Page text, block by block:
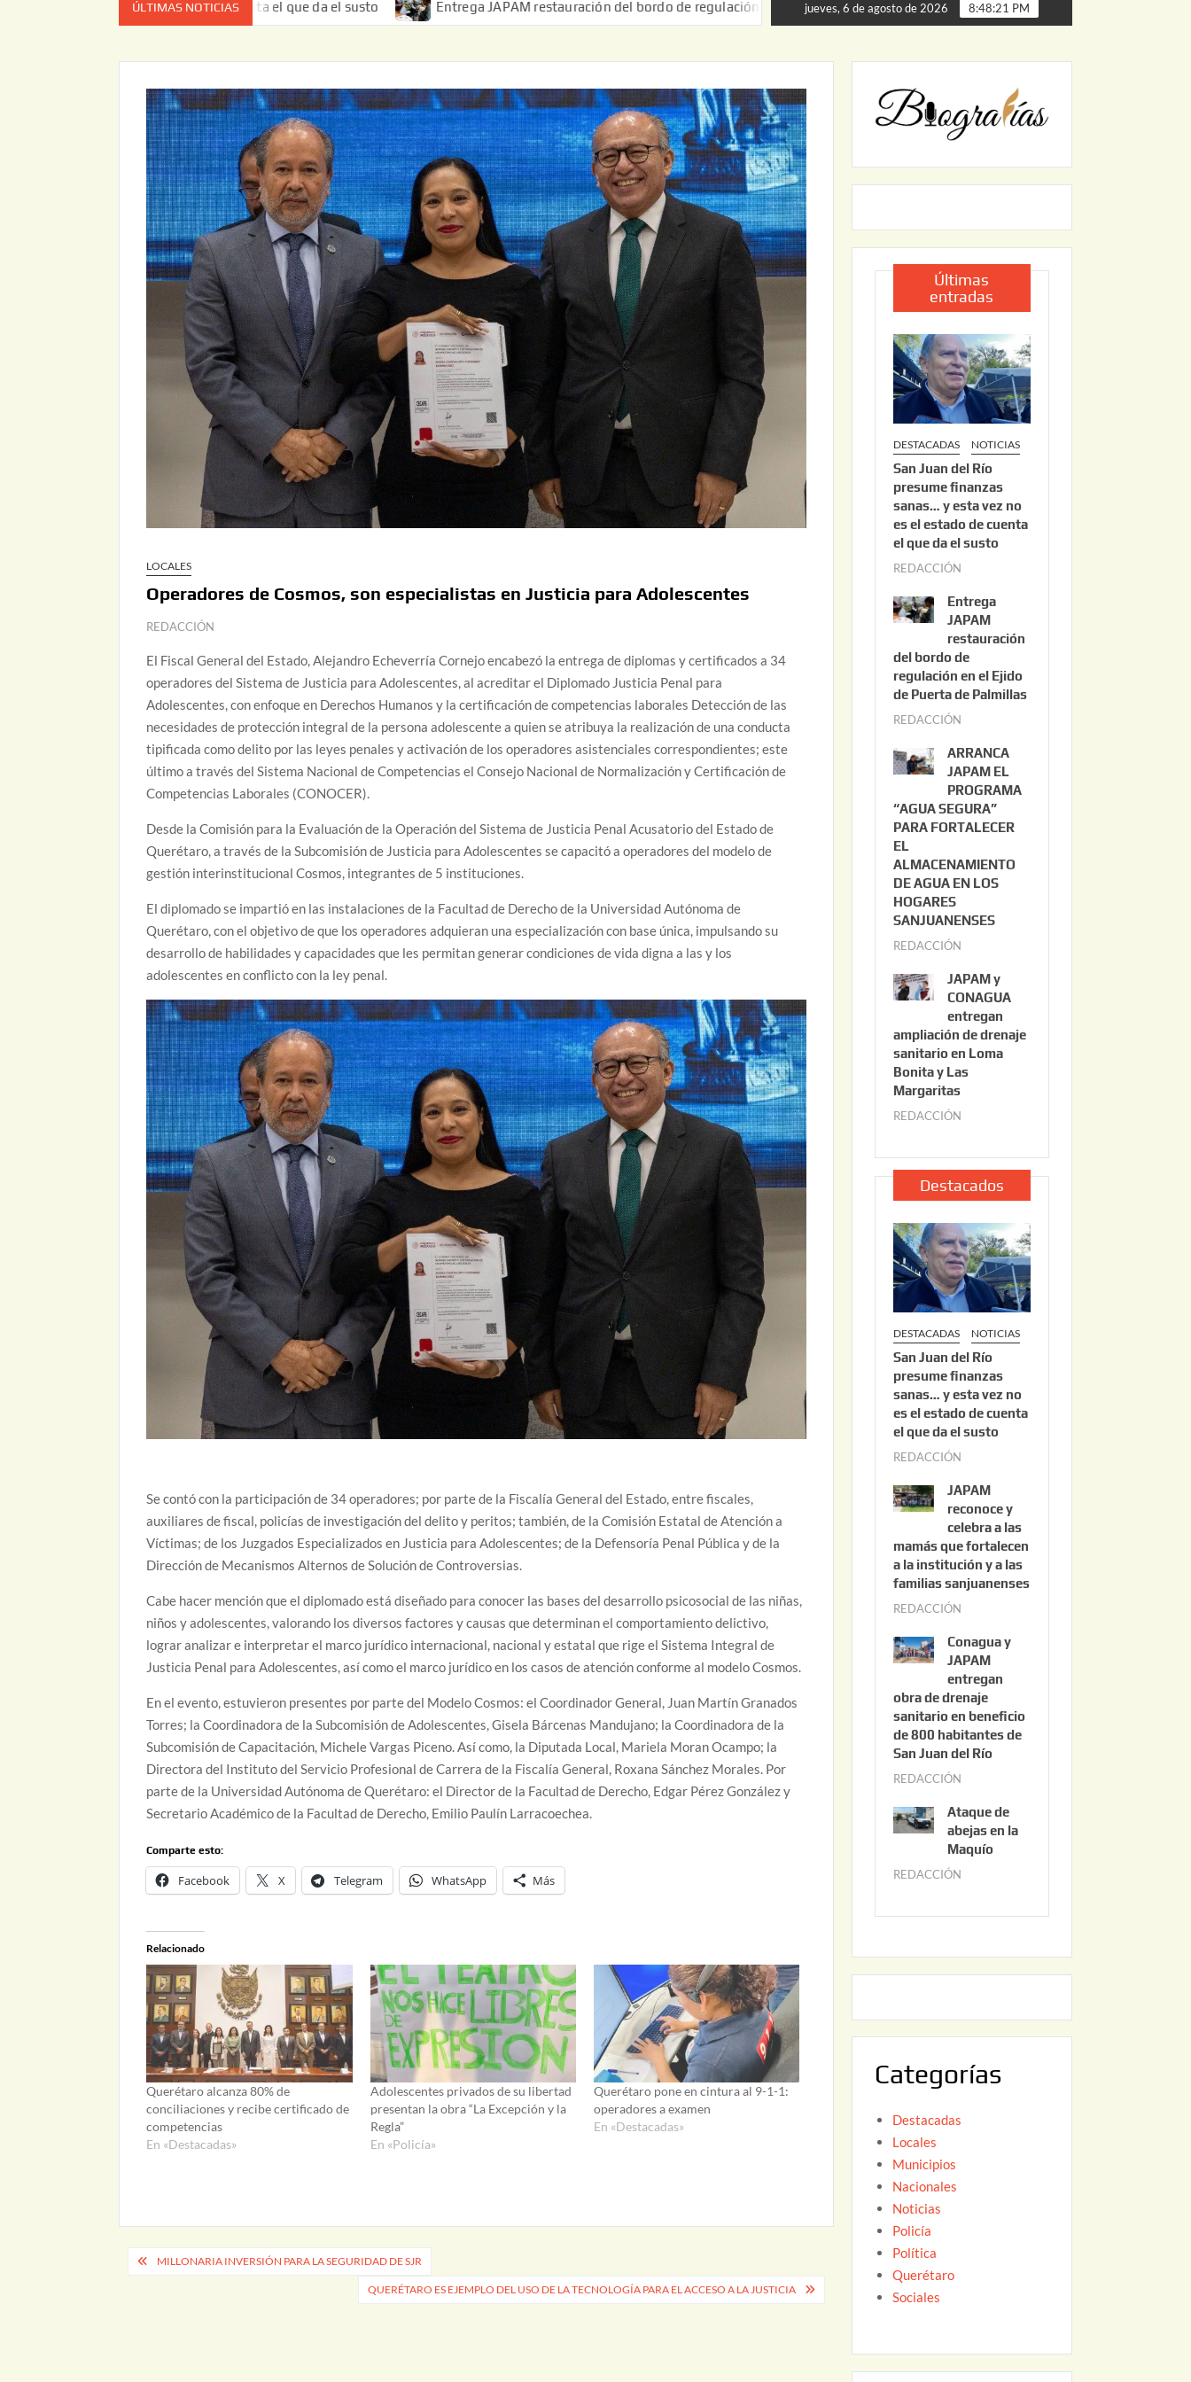
ÚLTIMAS NOTICIAS
no es el estado de cuenta el que da el susto Entrega JAPAM restauración del bordo de regulación en el Ejido de Puerta de Palmillas ARRANCA JAPAM EL PROGRAMA “AGUA
jueves, 6 de agosto de 2026 8:48:22 PM
LOCALES
Operadores de Cosmos, son especialistas en Justicia para Adolescentes
REDACCIÓN
El Fiscal General del Estado, Alejandro Echeverría Cornejo encabezó la entrega de diplomas y certificados a 34
operadores del Sistema de Justicia para Adolescentes, al acreditar el Diplomado Justicia Penal para
Adolescentes, con enfoque en Derechos Humanos y la certificación de competencias laborales Detección de las
necesidades de protección integral de la persona adolescente a quien se atribuya la realización de una conducta
tipificada como delito por las leyes penales y activación de los operadores asistenciales correspondientes; este
último a través del Sistema Nacional de Competencias el Consejo Nacional de Normalización y Certificación de
Competencias Laborales (CONOCER).
Desde la Comisión para la Evaluación de la Operación del Sistema de Justicia Penal Acusatorio del Estado de
Querétaro, a través de la Subcomisión de Justicia para Adolescentes se capacitó a operadores del modelo de
gestión interinstitucional Cosmos, integrantes de 5 instituciones.
El diplomado se impartió en las instalaciones de la Facultad de Derecho de la Universidad Autónoma de
Querétaro, con el objetivo de que los operadores adquieran una especialización con base única, impulsando su
desarrollo de habilidades y capacidades que les permitan generar condiciones de vida digna a las y los
adolescentes en conflicto con la ley penal.
Se contó con la participación de 34 operadores; por parte de la Fiscalía General del Estado, entre fiscales,
auxiliares de fiscal, policías de investigación del delito y peritos; también, de la Comisión Estatal de Atención a
Víctimas; de los Juzgados Especializados en Justicia para Adolescentes; de la Defensoría Penal Pública y de la
Dirección de Mecanismos Alternos de Solución de Controversias.
Cabe hacer mención que el diplomado está diseñado para conocer las bases del desarrollo psicosocial de las niñas,
niños y adolescentes, valorando los diversos factores y causas que determinan el comportamiento delictivo,
lograr analizar e interpretar el marco jurídico internacional, nacional y estatal que rige el Sistema Integral de
Justicia Penal para Adolescentes, así como el marco jurídico en los casos de atención conforme al modelo Cosmos.
En el evento, estuvieron presentes por parte del Modelo Cosmos: el Coordinador General, Juan Martín Granados
Torres; la Coordinadora de la Subcomisión de Adolescentes, Gisela Bárcenas Mandujano; la Coordinadora de la
Subcomisión de Capacitación, Michele Vargas Piceno. Así como, la Diputada Local, Mariela Moran Ocampo; la
Directora del Instituto del Servicio Profesional de Carrera de la Fiscalía General, Roxana Sánchez Morales. Por
parte de la Universidad Autónoma de Querétaro: el Director de la Facultad de Derecho, Edgar Pérez González y
Secretario Académico de la Facultad de Derecho, Emilio Paulín Larracoechea.
Comparte esto:
Facebook X Telegram WhatsApp Más
Relacionado
Querétaro alcanza 80% de
conciliaciones y recibe certificado de
competencias
En «Destacadas»
Adolescentes privados de su libertad
presentan la obra “La Excepción y la
Regla”
En «Policía»
Querétaro pone en cintura al 9-1-1:
operadores a examen
En «Destacadas»
Navegación
MILLONARIA INVERSIÓN PARA LA SEGURIDAD DE SJR
QUERÉTARO ES EJEMPLO DEL USO DE LA TECNOLOGÍA PARA EL ACCESO A LA JUSTICIA
Últimas
entradas
DESTACADAS NOTICIAS
San Juan del Río
presume finanzas
sanas… y esta vez no
es el estado de cuenta
el que da el susto
REDACCIÓN
o
s
t
o
3
2
0
2
6
Entrega
JAPAM
restauración
del bordo de
regulación en el Ejido
de Puerta de Palmillas
REDACCIÓN
l
i
o
2
0
ARRANCA
JAPAM EL
PROGRAMA
“AGUA SEGURA”
PARA FORTALECER
EL
ALMACENAMIENTO
DE AGUA EN LOS
HOGARES
SANJUANENSES
REDACCIÓN
l
i
o
2
2
2
6
JAPAM y
CONAGUA
entregan
ampliación de drenaje
sanitario en Loma
Bonita y Las
Margaritas
REDACCIÓN
l
i
o
2
2
,
2
0
2
6
Destacados
DESTACADAS NOTICIAS
San Juan del Río
presume finanzas
sanas… y esta vez no
es el estado de cuenta
el que da el susto
REDACCIÓN
s
t
o
3
0
2
6
JAPAM
reconoce y
celebra a las
mamás que fortalecen
a la institución y a las
familias sanjuanenses
REDACCIÓN
n
i
o
3
0
0
2
6
Conagua y
JAPAM
entregan
obra de drenaje
sanitario en beneficio
de 800 habitantes de
San Juan del Río
REDACCIÓN
n
i
0
2
Ataque de
abejas en la
Maquío
REDACCIÓN
y
2
Categorías
Destacadas
Locales
Municipios
Nacionales
Noticias
Policía
Política
Querétaro
Sociales